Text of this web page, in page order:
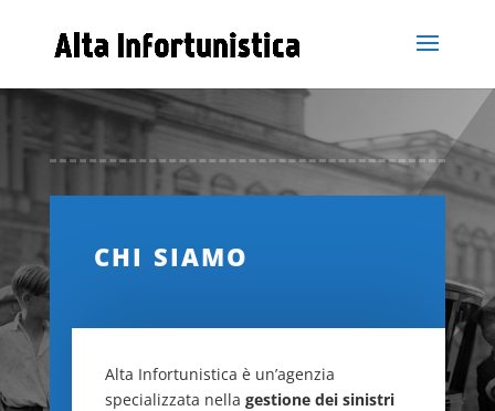
CHI SIAMO
Alta Infortunistica è un’agenzia
specializzata nella gestione dei sinistri